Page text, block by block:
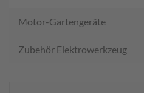
Motor-Gartengeräte
Zubehör Elektrowerkzeug